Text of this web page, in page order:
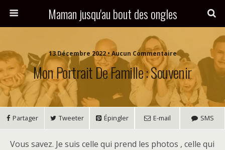
Maman jusqu'au bout des ongles
13 Décembre 2022 • Aucun Commentaire
Mon Portrait De Famille : Souvenir
Partager Tweeter Épingler E-mail SMS
Vous savez. Je suis celle qui prend les photos , celle qui